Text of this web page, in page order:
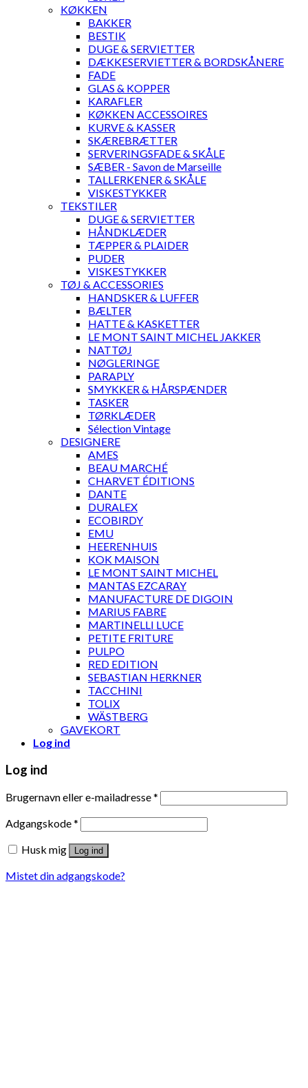
KØKKEN
BAKKER
BESTIK
DUGE & SERVIETTER
DÆKKESERVIETTER & BORDSKÅNERE
FADE
GLAS & KOPPER
KARAFLER
KØKKEN ACCESSOIRES
KURVE & KASSER
SKÆREBRÆTTER
SERVERINGSFADE & SKÅLE
SÆBER - Savon de Marseille
TALLERKENER & SKÅLE
VISKESTYKKER
TEKSTILER
DUGE & SERVIETTER
HÅNDKLÆDER
TÆPPER & PLAIDER
PUDER
VISKESTYKKER
TØJ & ACCESSORIES
HANDSKER & LUFFER
BÆLTER
HATTE & KASKETTER
LE MONT SAINT MICHEL JAKKER
NATTØJ
NØGLERINGE
PARAPLY
SMYKKER & HÅRSPÆNDER
TASKER
TØRKLÆDER
Sélection Vintage
DESIGNERE
AMES
BEAU MARCHÉ
CHARVET ÉDITIONS
DANTE
DURALEX
ECOBIRDY
EMU
HEERENHUIS
KOK MAISON
LE MONT SAINT MICHEL
MANTAS EZCARAY
MANUFACTURE DE DIGOIN
MARIUS FABRE
MARTINELLI LUCE
PETITE FRITURE
PULPO
RED EDITION
SEBASTIAN HERKNER
TACCHINI
TOLIX
WÄSTBERG
GAVEKORT
Log ind
Log ind
Brugernavn eller e-mailadresse*
Adgangskode*
Husk mig
Log ind
Mistet din adgangskode?